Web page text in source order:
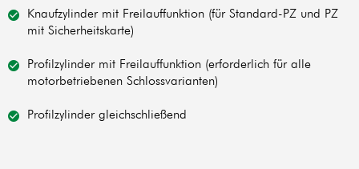
Knaufzylinder mit Freilauffunktion (für Standard-PZ und PZ
mit Sicherheitskarte)
Profilzylinder mit Freilauffunktion (erforderlich für alle
motorbetriebenen Schlossvarianten)
Profilzylinder gleichschließend